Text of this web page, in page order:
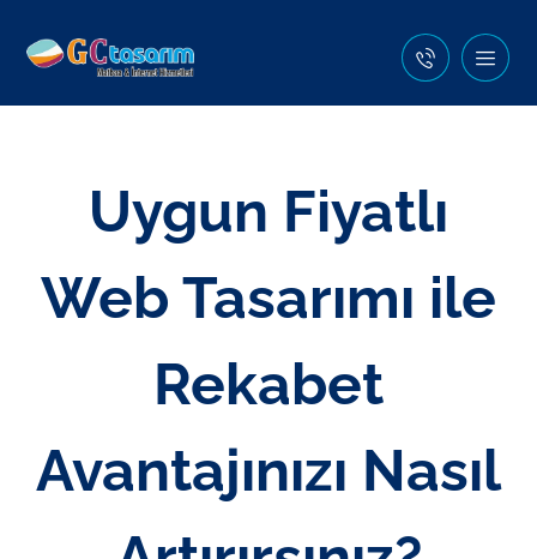
Uygun Fiyatlı
Web Tasarımı ile
Rekabet
Avantajınızı Nasıl